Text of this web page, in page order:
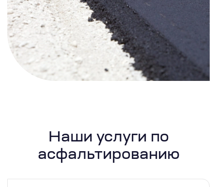
Наши услуги по
асфальтированию